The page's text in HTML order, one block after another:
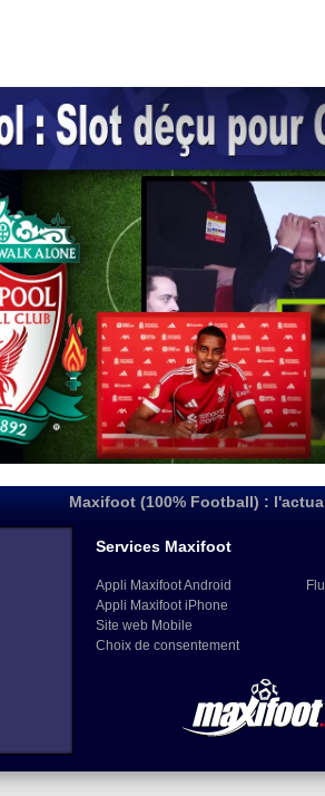
Maxifoot (100% Football) :
Services Maxifoot
Appli Maxifoot Android
Appli Maxifoot iPhone
Site web Mobile
Choix de consentement